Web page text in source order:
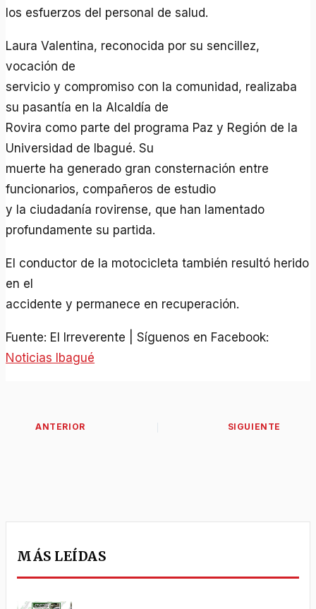
los esfuerzos del personal de salud.
Laura Valentina, reconocida por su sencillez,
vocación de
servicio y compromiso con la comunidad, realizaba
su pasantía en la Alcaldía de
Rovira como parte del programa Paz y Región de la
Universidad de Ibagué. Su
muerte ha generado gran consternación entre
funcionarios, compañeros de estudio
y la ciudadanía rovirense, que han lamentado
profundamente su partida.
El conductor de la motocicleta también resultó herido
en el
accidente y permanece en recuperación.
Fuente: El Irreverente | Síguenos en Facebook:
Noticias Ibagué
MÁS LEÍDAS